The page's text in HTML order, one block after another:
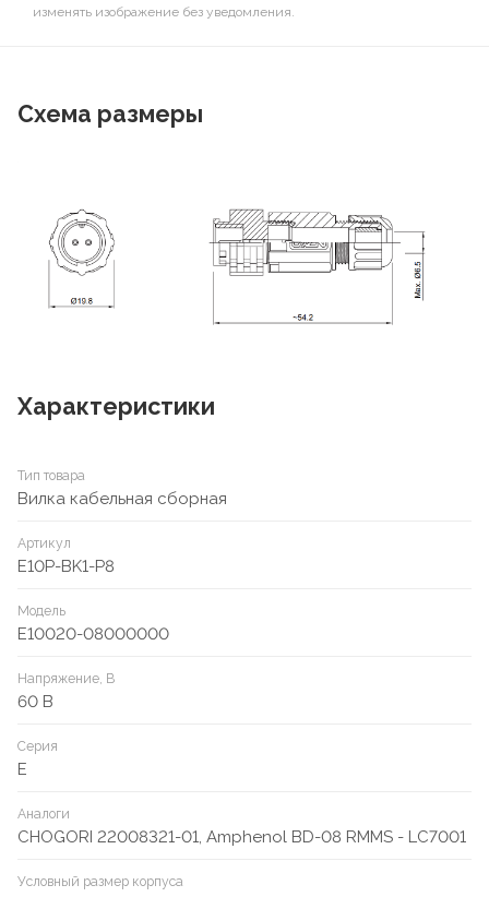
изменять изображение без уведомления.
Схема размеры
Характеристики
Тип товара
Вилка кабельная сборная
Артикул
E10P-BK1-P8
Модель
E10020-08000000
Напряжение, В
60 В
Серия
E
Аналоги
CHOGORI 22008321-01, Amphenol BD-08 RMMS - LC7001
Условный размер корпуса